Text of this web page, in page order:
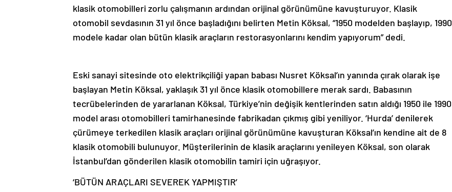
klasik otomobilleri zorlu çalışmanın ardından orijinal görünümüne kavuşturuyor. Klasik
otomobil sevdasının 31 yıl önce başladığını belirten Metin Köksal, “1950 modelden başlayıp, 1990
modele kadar olan bütün klasik araçların restorasyonlarını kendim yapıyorum” dedi.
Eski sanayi sitesinde oto elektrikçiliği yapan babası Nusret Köksal’ın yanında çırak olarak işe
başlayan Metin Köksal, yaklaşık 31 yıl önce klasik otomobillere merak sardı. Babasının
tecrübelerinden de yararlanan Köksal, Türkiye’nin değişik kentlerinden satın aldığı 1950 ile 1990
model arası otomobilleri tamirhanesinde fabrikadan çıkmış gibi yeniliyor. ‘Hurda’ denilerek
çürümeye terkedilen klasik araçları orijinal görünümüne kavuşturan Köksal’ın kendine ait de 8
klasik otomobili bulunuyor. Müşterilerinin de klasik araçlarını yenileyen Köksal, son olarak
İstanbul’dan gönderilen klasik otomobilin tamiri için uğraşıyor.
‘BÜTÜN ARAÇLARI SEVEREK YAPMIŞTIR’